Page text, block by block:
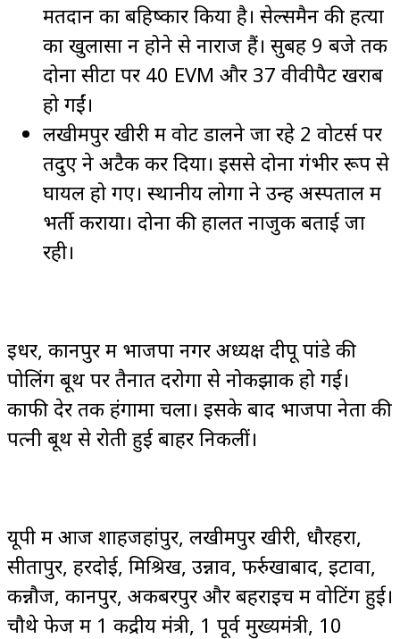
मतदान का बहिष्कार किया है। सेल्समैन की हत्या
का खुलासा न होने से नाराज हैं। सुबह 9 बजे तक
दोनों सीटों पर 40 EVM और 37 वीवीपैट खराब
हो गईं।
लखीमपुर खीरी में वोट डालने जा रहे 2 वोटर्स पर
तेंदुए ने अटैक कर दिया। इससे दोनों गंभीर रूप से
घायल हो गए। स्थानीय लोगों ने उन्हें अस्पताल में
भर्ती कराया। दोनों की हालत नाजुक बताई जा
रही।
इधर, कानपुर में भाजपा नगर अध्यक्ष दीपू पांडे की
पोलिंग बूथ पर तैनात दरोगा से नोकझोंक हो गई।
काफी देर तक हंगामा चला। इसके बाद भाजपा नेता की
पत्नी बूथ से रोती हुई बाहर निकलीं।
यूपी में आज शाहजहांपुर, लखीमपुर खीरी, धौरहरा,
सीतापुर, हरदोई, मिश्रिख, उन्नाव, फर्रुखाबाद, इटावा,
कन्नौज, कानपुर, अकबरपुर और बहराइच में वोटिंग हुई।
चौथे फेज में 1 केंद्रीय मंत्री, 1 पूर्व मुख्यमंत्री, 10